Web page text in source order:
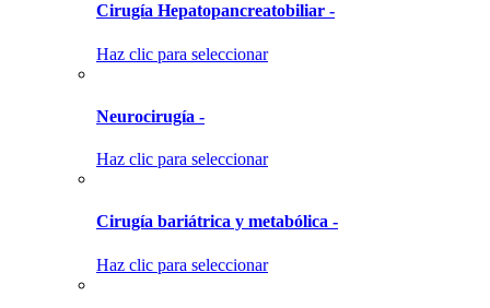
Cirugía Hepatopancreatobiliar -
Haz clic para seleccionar
Neurocirugía -
Haz clic para seleccionar
Cirugía bariátrica y metabólica -
Haz clic para seleccionar